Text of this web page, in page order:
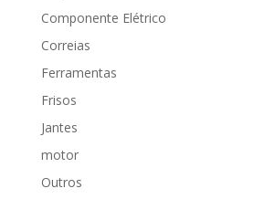
Componente Elétrico
Correias
Ferramentas
Frisos
Jantes
motor
Outros